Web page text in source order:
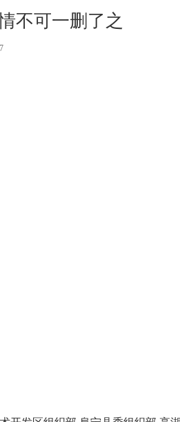
不可一删了之